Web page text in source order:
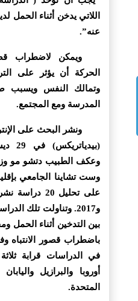
اللاتي يدخن أثناء الحمل
عنه”.
ويمكن لاضطراب
الحركة أن يؤثر على
وتمالك النفس ويسبب
المدرسة ومع المجتمع.
ونشر البحث على
وعكف الطبيب دتشو مو
وست تشاينا الجامعي
و2017. وتناولت تلك
بين التدخين أثناء الحمل
باضطراب قصور الانتباه
في الدراسات قرابة
أوروبا والبرازيل
المتحدة.